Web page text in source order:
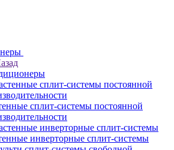
сплит-системы постоянной
инверторные сплит-системы